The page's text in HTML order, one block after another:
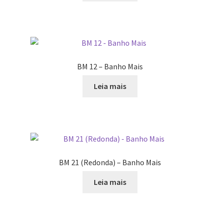
BM 12 – Banho Mais
Leia mais
BM 21 (Redonda) – Banho Mais
Leia mais